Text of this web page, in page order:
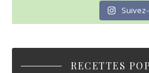
RECETTES